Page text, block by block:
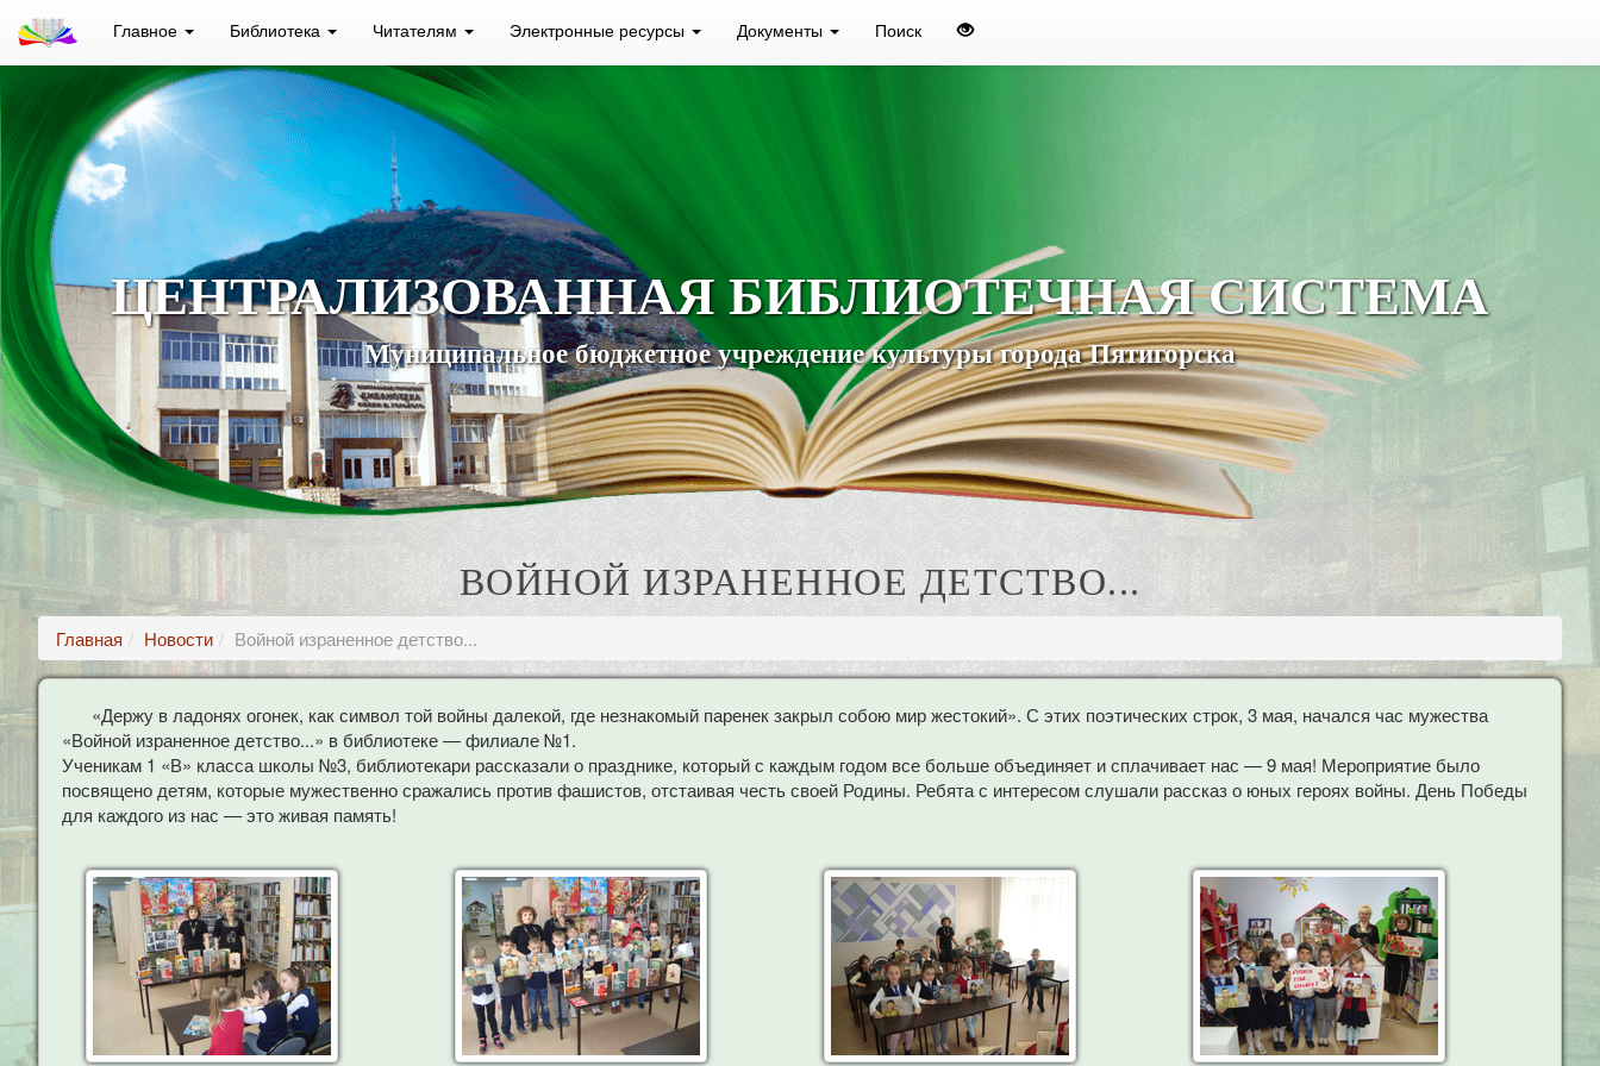
Главное Библиотека Читателям Электронные ресурсы Документы Поиск
ЦЕНТРАЛИЗОВАННАЯ БИБЛИОТЕЧНАЯ СИСТЕМА
Муниципальное бюджетное учреждение культуры города Пятигорска
ВОЙНОЙ ИЗРАНЕННОЕ ДЕТСТВО...
Главная Новости Войной израненное детство...
«Держу в ладонях огонек, как символ той войны далекой, где незнакомый паренек закрыл собою мир жестокий». С этих поэтических строк, 3 мая, начался час мужества
«Войной израненное детство...» в библиотеке — филиале №1.
Ученикам 1 «В» класса школы №3, библиотекари рассказали о празднике, который с каждым годом все больше объединяет и сплачивает нас — 9 мая! Мероприятие было
посвящено детям, которые мужественно сражались против фашистов, отстаивая честь своей Родины. Ребята с интересом слушали рассказ о юных героях войны. День Победы
для каждого из нас — это живая память!